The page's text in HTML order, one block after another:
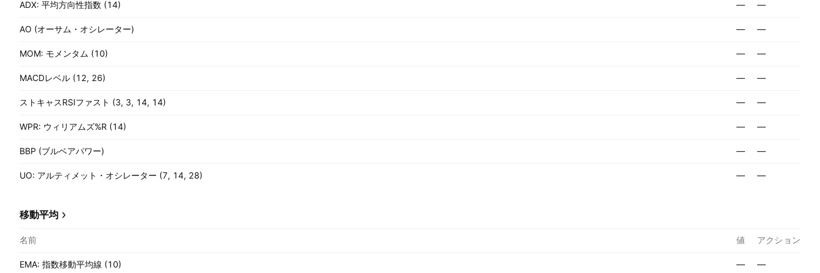
ADX: 平均方向性指数 (14) — —
AO (オーサム・オシレーター) — —
MOM: モメンタム (10) — —
MACDレベル (12, 26) — —
ストキャスRSIファスト (3, 3, 14, 14) — —
WPR: ウィリアムズ%R (14) — —
BBP (ブルベアパワー) — —
UO: アルティメット・オシレーター (7, 14, 28) — —
移動平均
名前 値 アクション
EMA: 指数移動平均線 (10) — —